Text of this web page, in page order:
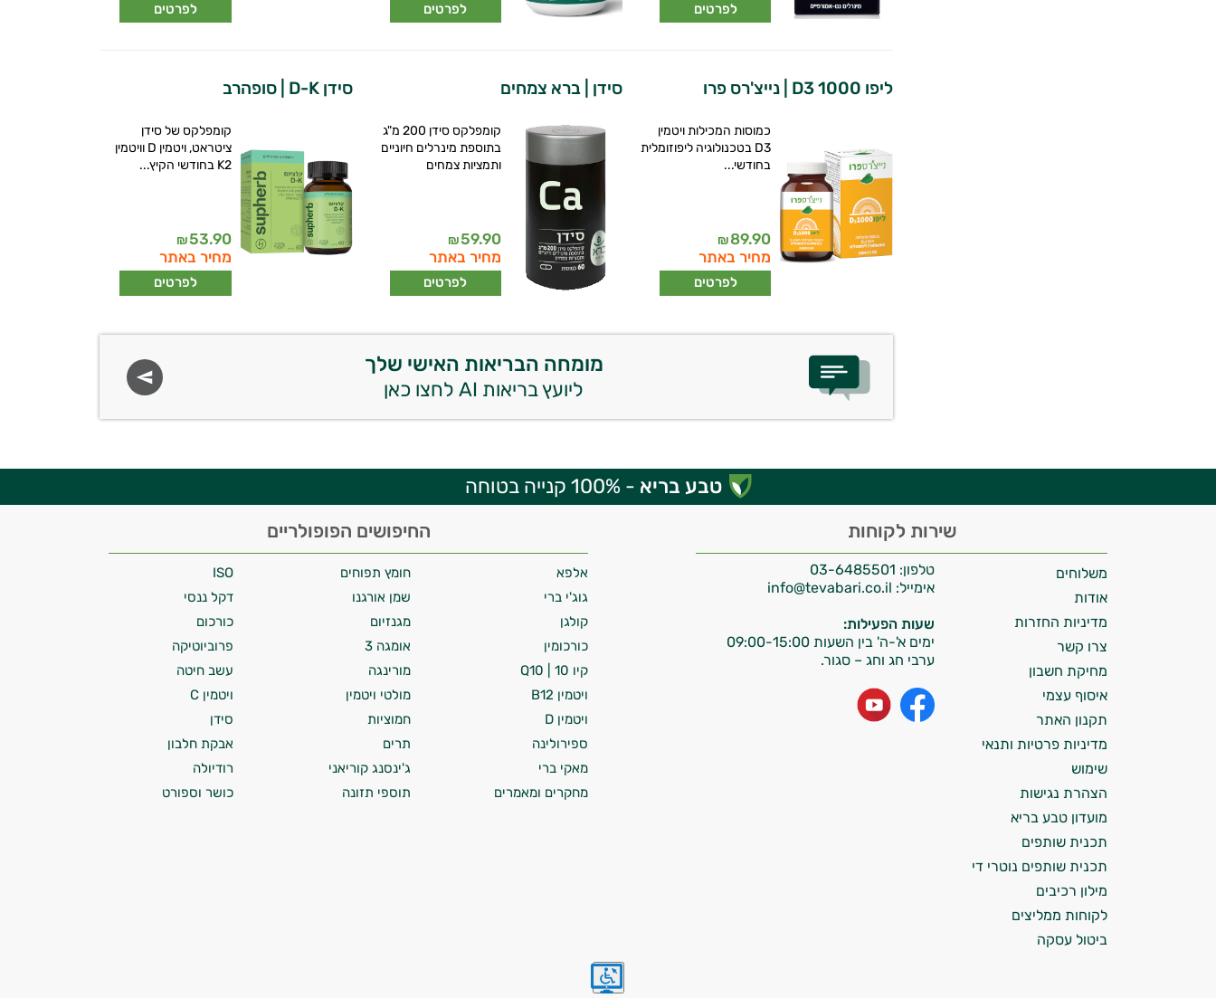
לפרטים לפרטים לפרטים
ליפו 1000 D3 | נייצ'רס פרו
כמוסות המכילות ויטמין
D3 בטכנולוגיה ליפוזומלית
בחודשי...
89.90
₪
מחיר באתר
לפרטים
סידן | ברא צמחים
קומפלקס סידן 200 מ"ג
בתוספת מינרלים חיוניים
ותמציות צמחים
59.90
₪
מחיר באתר
לפרטים
סידן D-K | סופהרב
קומפלקס של סידן
ציטראט, ויטמין D וויטמין
K2 בחודשי הקיץ...
53.90
₪
מחיר באתר
לפרטים
מומחה הבריאות האישי שלך
ליועץ בריאות AI לחצו כאן
טבע בריא - 100% קנייה בטוחה
שירות לקוחות
טלפון: 03-6485501
אימייל:
שעות הפעילות:
ימים א'-ה' בין השעות 09:00-15:00
ערבי חג וחג – סגור.
משלוחים
אודות
מדיניות החזרות
צרו קשר
מחיקת חשבון
איסוף עצמי
תקנון האתר
מדיניות פרטיות ותנאי
שימוש
הצהרת נגישות
מועדון טבע בריא
תכנית שותפים
תכנית שותפים נוטרי די
מילון רכיבים
לקוחות ממליצים
ביטול עסקה
החיפושים הפופולריים
אלפא חומץ תפוחים
ISO
גוג'י ברי
שמן אורגנו
דקל ננסי
קולגן
מגנזיום
כורכום
כורכומין
אומגה 3
פרוביוטיקה
קיו 10 | Q10
מורינגה
עשב חיטה
ויטמין B12
מולטי ויטמין
ויטמין C
ויטמין D
חמוציות
סידן
ספירולינה
תרים
אבקת חלבון
מאקי ברי
ג'ינסנג קוריאני
רודיולה
מחקרים ומאמרים
תוספי תזונה כושר וספורט
התשובות שלי מבוססות על מאגרי מידע קליניים
וספרות מקצועית בתחומי הרפואה הטבעית
ותזונת הספורט.
אני כאן כדי לעזור לך להתאים את תוספי
התזונה ומוצרי הבריאות המדויקים למטרות
ולמצב הגופני שלך, ולהסביר לך אילו רכיבים
עובדים יחד כדי למקסם תוצאות גם בחיי היום
המטרה שלי היא להתאים עבורך המלצות
אישיות מבוססות מדעית.
זה הזמן להתחיל. איך אוכל לעזור?